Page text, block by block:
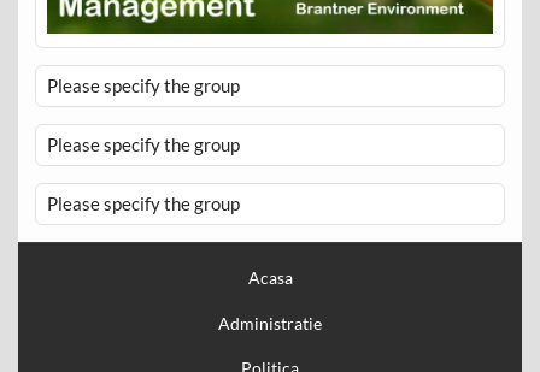
Please specify the group
Please specify the group
Please specify the group
Acasa
Administratie